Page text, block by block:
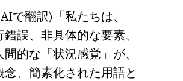
で翻訳)「私たちは、
誤、非具体的な要素、
的な「状況感覚」が、
念、簡素化された用語と